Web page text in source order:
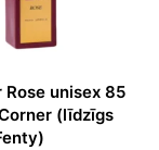
Rose unisex 85
(līdzīgs